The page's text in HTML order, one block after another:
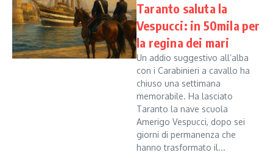
Taranto saluta la
Vespucci: in 50mila per
la regina dei mari
Un addio suggestivo all’alba
con i Carabinieri a cavallo ha
chiuso una settimana
memorabile. Ha lasciato
Taranto la nave scuola
Amerigo Vespucci, dopo sei
giorni di permanenza che
hanno trasformato il...